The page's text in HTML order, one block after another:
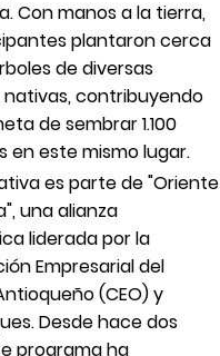
Con manos a la tierra,
plantaron cerca
de diversas
nativas, contribuyendo
de sembrar 1.100
en este mismo lugar.
es parte de "Oriente
una alianza
liderada por la
Empresarial del
(CEO) y
Desde hace dos
programa ha